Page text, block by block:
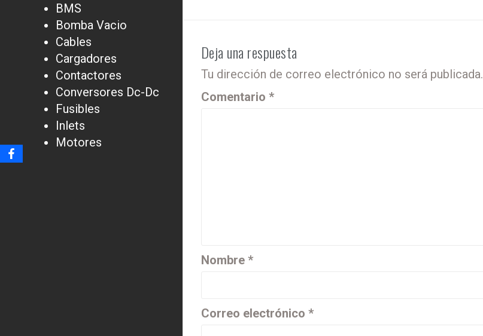
Deja una respuesta
Tu dirección de correo electrónico no será publicada.
Comentario *
Nombre *
Correo electrónico *
BMS
Bomba Vacio
Cables
Cargadores
Contactores
Conversores Dc-Dc
Fusibles
Inlets
Motores